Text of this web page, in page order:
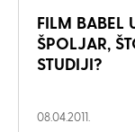
FILM BABEL
ŠPOLJAR,
STUDIJI?
08.04.2011.